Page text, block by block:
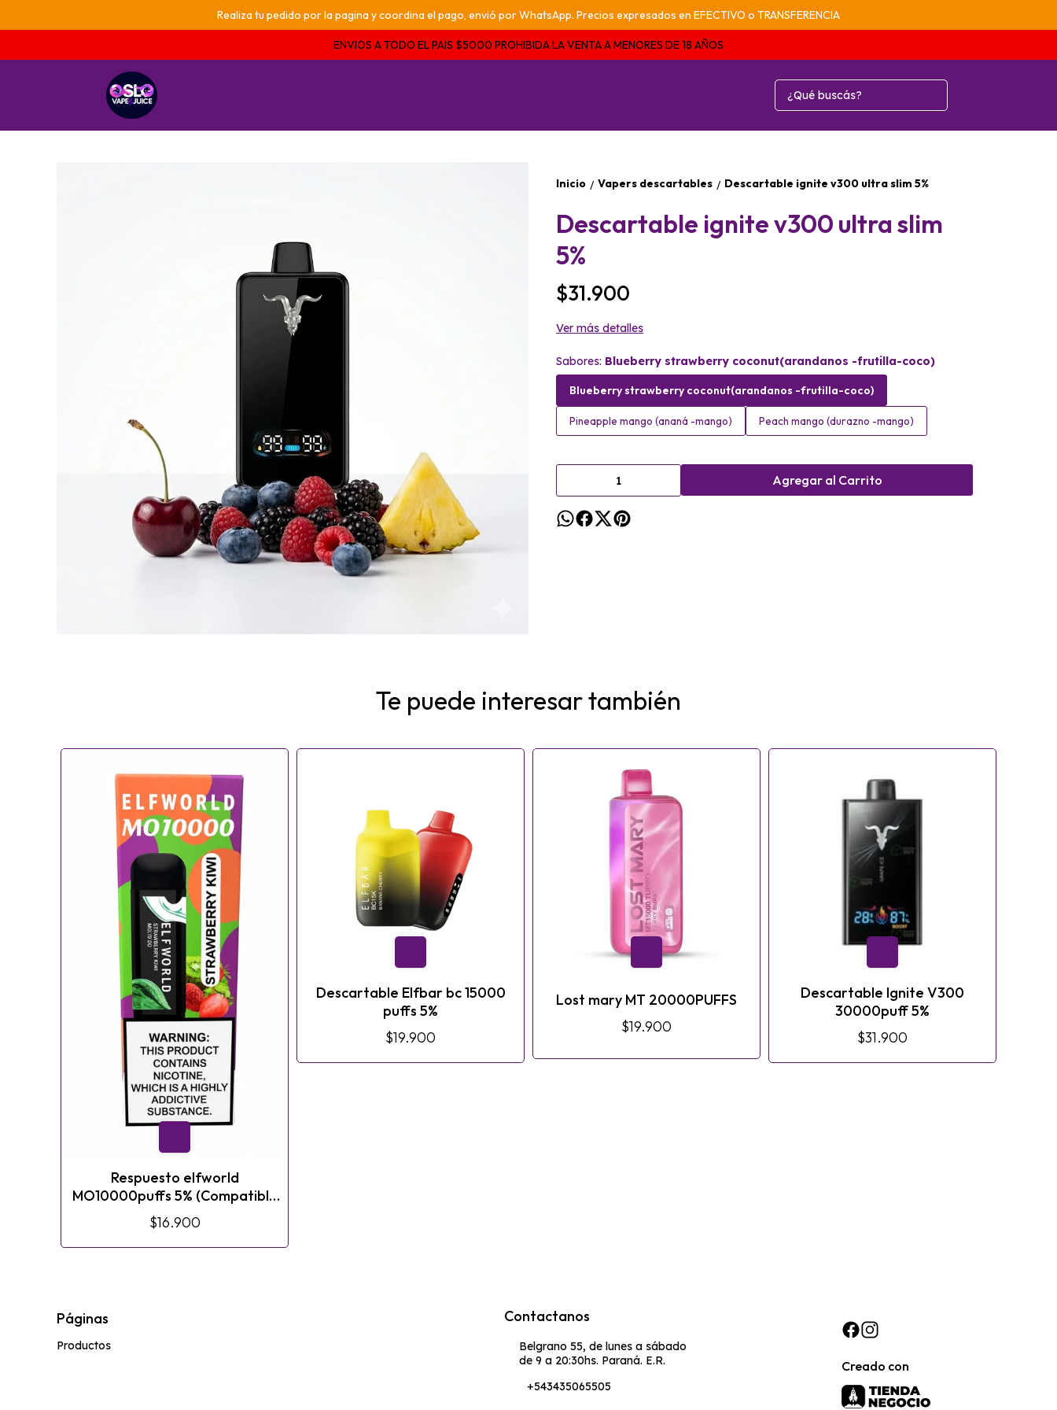
Realiza tu pedido por la pagina y coordina el pago, envió por WhatsApp. Precios expresados en EFECTIVO o TRANSFERENCIA
ENVIOS A TODO EL PAIS $5000 PROHIBIDA LA VENTA A MENORES DE 18 AÑOS
Inicio / Vapers descartables / Descartable ignite v300 ultra slim 5%
Descartable ignite v300 ultra slim
5%
$31.900
Ver más detalles
Sabores: Blueberry strawberry coconut(arandanos -frutilla-coco)
Blueberry strawberry coconut(arandanos -frutilla-coco)
Pineapple mango (ananá -mango) Peach mango (durazno -mango)
Agregar al Carrito
Te puede interesar también
Respuesto elfworld
MO10000puffs 5% (Compatible
con LIFE POD ECO2)
$16.900
Descartable Elfbar bc 15000
puffs 5%
$19.900
Lost mary MT 20000PUFFS
$19.900
Descartable Ignite V300
30000puff 5%
$31.900
Páginas
Productos
Contactanos
Belgrano 55, de lunes a sábado
de 9 a 20:30hs. Paraná. E.R.
+543435065505
Creado con